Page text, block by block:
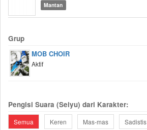
Mantan
Grup
MOB CHOIR
Aktif
Pengisi Suara (Seiyu) dari Karakter:
Semua Keren Mas-mas Sadistis